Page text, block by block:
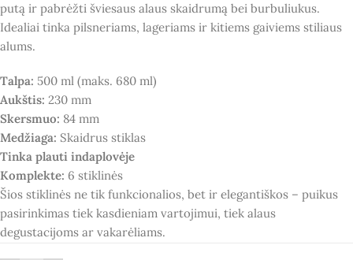
putą ir pabrėžti šviesaus alaus skaidrumą bei burbuliukus.
Idealiai tinka pilsneriams, lageriams ir kitiems gaiviems stiliaus
alums.
Talpa: 500 ml (maks. 680 ml)
Aukštis: 230 mm
Skersmuo: 84 mm
Medžiaga: Skaidrus stiklas
Tinka plauti indaplovėje
Komplekte: 6 stiklinės
Šios stiklinės ne tik funkcionalios, bet ir elegantiškos – puikus
pasirinkimas tiek kasdieniam vartojimui, tiek alaus
degustacijoms ar vakarėliams.